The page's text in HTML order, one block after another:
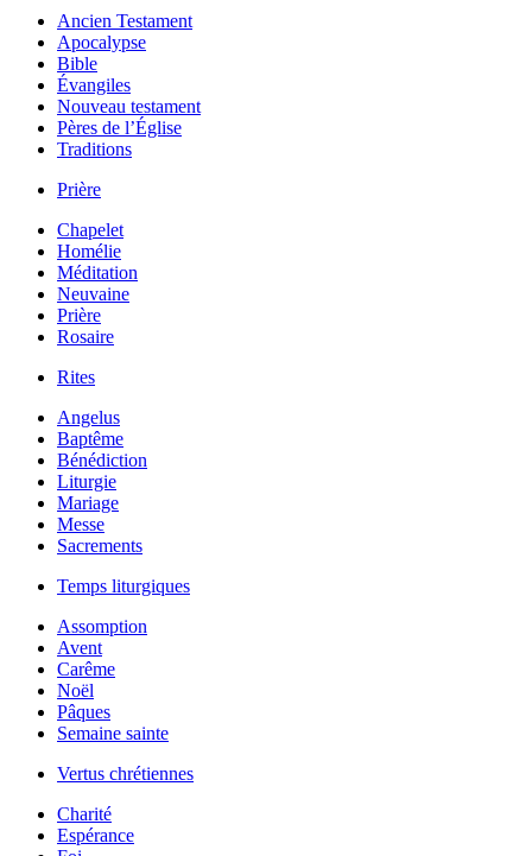
Ancien Testament
Apocalypse
Bible
Évangiles
Nouveau testament
Pères de l’Église
Traditions
Prière
Chapelet
Homélie
Méditation
Neuvaine
Prière
Rosaire
Rites
Angelus
Baptême
Bénédiction
Liturgie
Mariage
Messe
Sacrements
Temps liturgiques
Assomption
Avent
Carême
Noël
Pâques
Semaine sainte
Vertus chrétiennes
Charité
Espérance